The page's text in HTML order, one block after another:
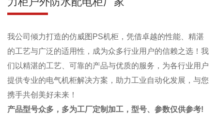
我公司倾力打造的仿威图PS机柜，凭借卓越的性能、精湛
的工艺与广泛的适用性，成为众多行业用户的信赖之选！我
们以精湛的工艺、可靠的产品与优质的服务，为各行业用户
提供专业的电气机柜解决方案，助力工业自动化发展，与您
携手共创美好未来！
产品型号众多，多为工厂定制加工，型号、参数仅供参考!